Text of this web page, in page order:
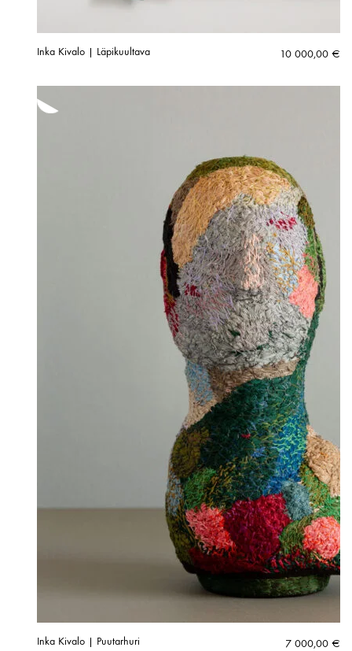
Inka Kivalo | Läpikuultava 10 000,00 €
Inka Kivalo | Puutarhuri 7 000,00 €